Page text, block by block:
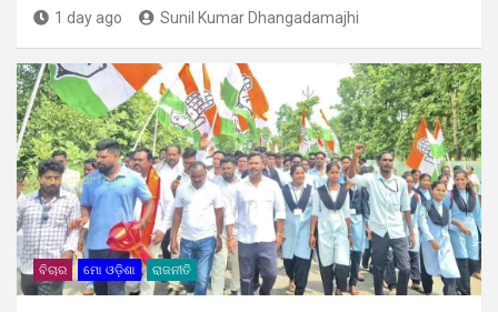
1 day ago Sunil Kumar Dhangadamajhi
ବିଚାର ମୋ ଓଡ଼ିଶା ରାଜନୀତି